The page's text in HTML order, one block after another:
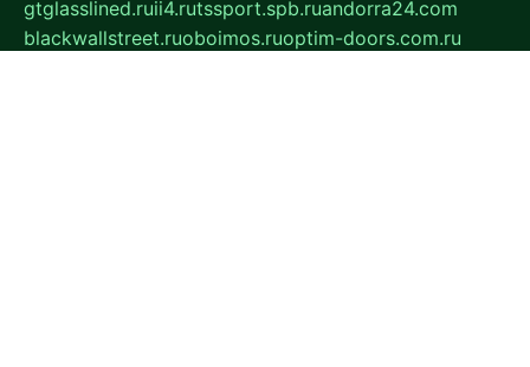
gtglasslined.ruii4.rutssport.spb.ruandorra24.com
blackwallstreet.ruoboimos.ruoptim-doors.com.ru